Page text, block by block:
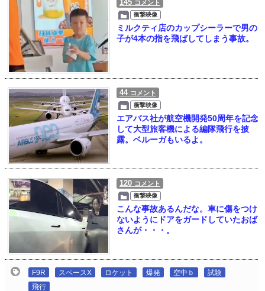
145 コメント
衝撃映像
ミルクティ店のカップシーラーで男の
子が4本の指を飛ばしてしまう事故。
44 コメント
衝撃映像
エアバス社が航空機開発50周年を記念
して大型旅客機による編隊飛行を披
露。ベルーガもいるよ。
120 コメント
衝撃映像
こんな事故あるんだな。車に傷をつけ
ないようにドアをガードしていたおば
さんが・・・。
F9R スペースX ロケット 爆発 空中ｂ
試験
飛行